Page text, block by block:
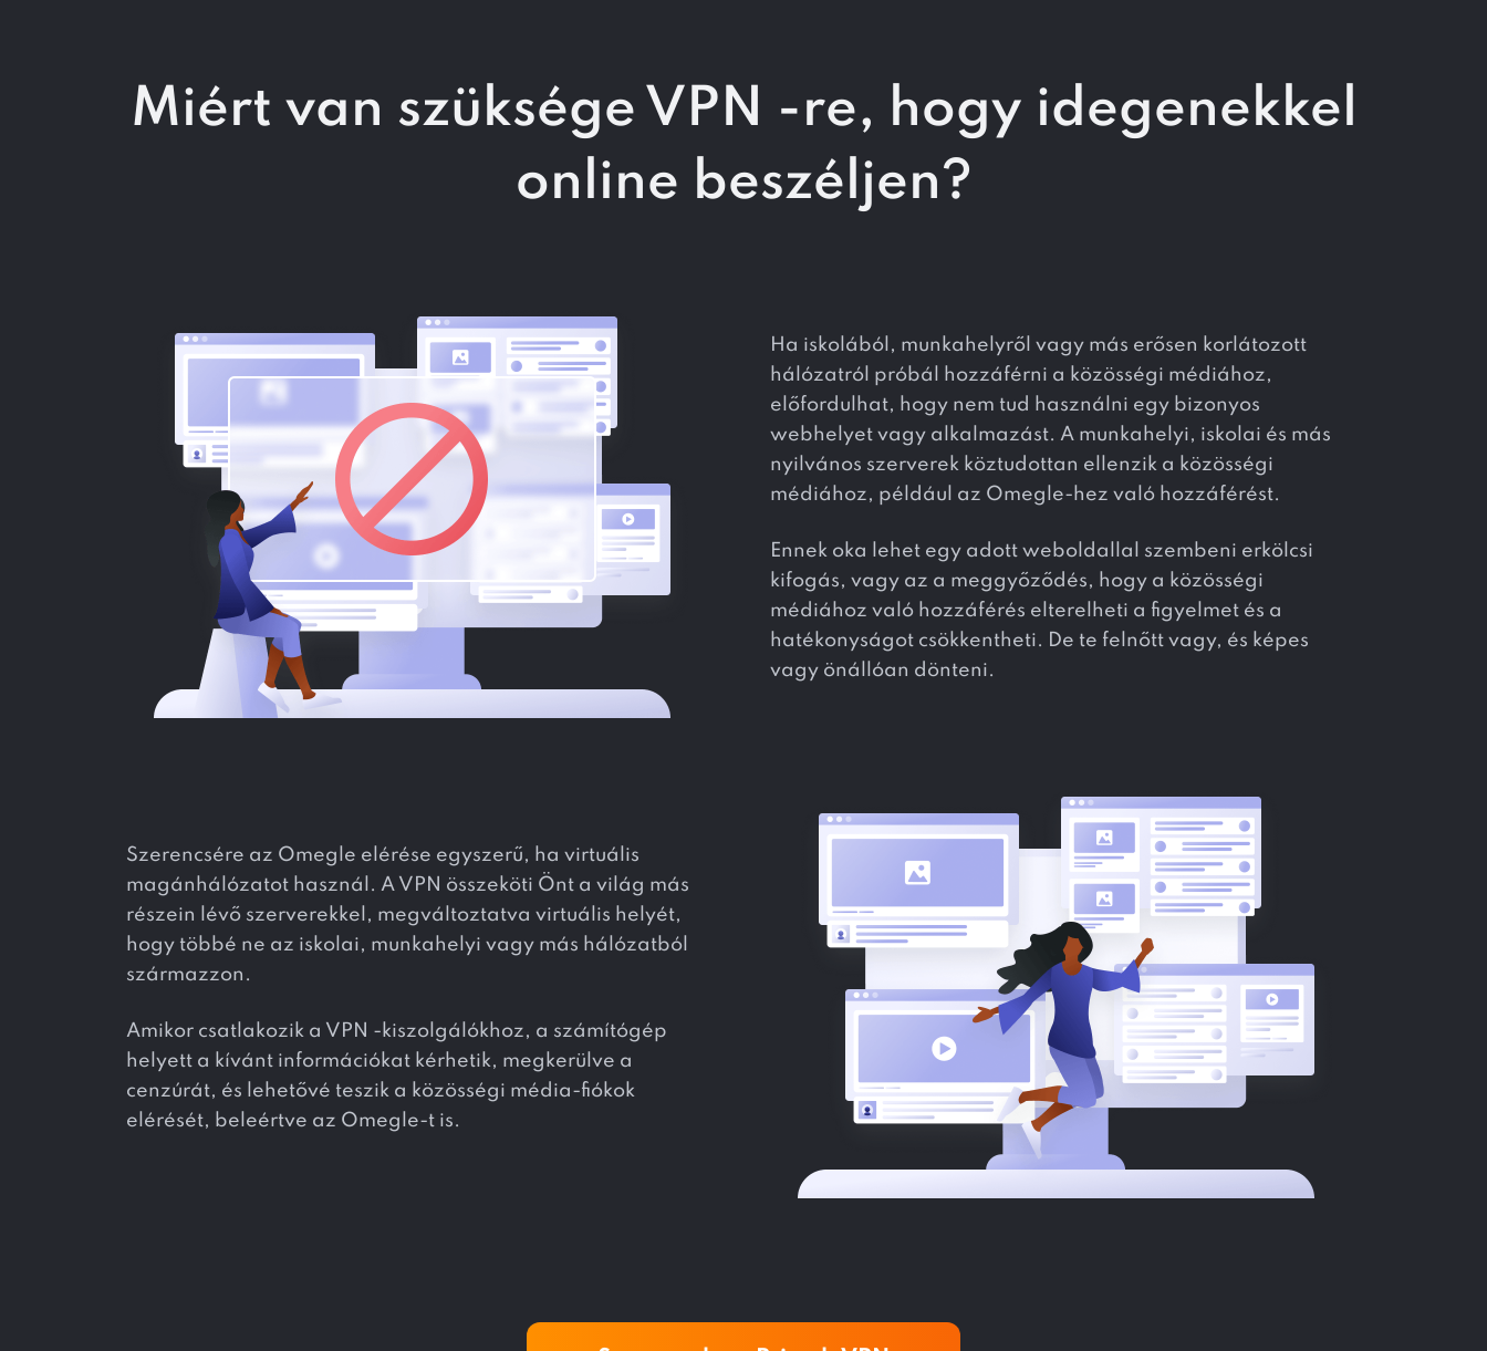
Miért van szüksége VPN -re, hogy idegenekkel
online beszéljen?
Ha iskolából, munkahelyről vagy más erősen korlátozott
hálózatról próbál hozzáférni a közösségi médiához,
előfordulhat, hogy nem tud használni egy bizonyos
webhelyet vagy alkalmazást. A munkahelyi, iskolai és más
nyilvános szerverek köztudottan ellenzik a közösségi
médiához, például az Omegle-hez való hozzáférést.
Ennek oka lehet egy adott weboldallal szembeni erkölcsi
kifogás, vagy az a meggyőződés, hogy a közösségi
médiához való hozzáférés elterelheti a figyelmet és a
hatékonyságot csökkentheti. De te felnőtt vagy, és képes
vagy önállóan dönteni.
Szerencsére az Omegle elérése egyszerű, ha virtuális
magánhálózatot használ. A VPN összeköti Önt a világ más
részein lévő szerverekkel, megváltoztatva virtuális helyét,
hogy többé ne az iskolai, munkahelyi vagy más hálózatból
származzon.
Amikor csatlakozik a VPN -kiszolgálókhoz, a számítógép
helyett a kívánt információkat kérhetik, megkerülve a
cenzúrát, és lehetővé teszik a közösségi média-fiókok
elérését, beleértve az Omegle-t is.